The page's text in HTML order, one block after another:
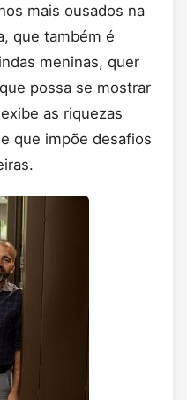
mais ousados na
que também é
meninas, quer
possa se mostrar
as riquezas
que impõe desafios